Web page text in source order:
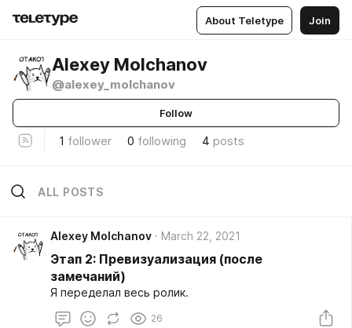
About Teletype Join
Alexey Molchanov
@alexey_molchanov
Follow
1 follower 0 following 4 posts
ALL POSTS
Alexey Molchanov March 22, 2021
Этап 2: Превизуализация (после
замечаний)
Я переделал весь ролик.
26